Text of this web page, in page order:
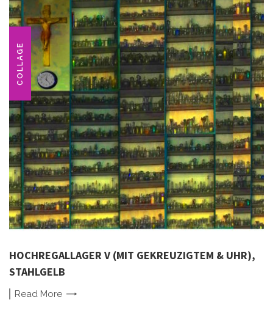
COLLAGE
HOCHREGALLAGER V (MIT GEKREUZIGTEM & UHR),
STAHLGELB
Read More